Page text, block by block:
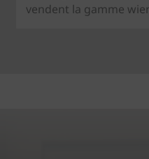
vendent la gamme